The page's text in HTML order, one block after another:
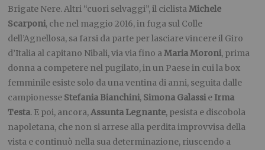
Brigate Nere. Altri “cuori selvaggi”, il ciclistaMichele
Scarponi, che nel maggio 2016, in fuga sul Colle
dell’Agnellosa, sa farsi da parte per lasciare vincere il Giro
d’Italia al capitano Nibali, via via fino aMariaMoroni, prima
donna a competere nel pugilato, in un Paese in cui la box
femminile esiste solo da una ventina di anni, seguita dalle
campionesse Stefania Bianchini, Simona Galassie Irma
Testa. E poi, ancora,Assunta Legnante, pesista e discobola
napoletana, che non si arrese alla perdita improvvisa della
vista e continuò nella sua determinazione, riuscendo a